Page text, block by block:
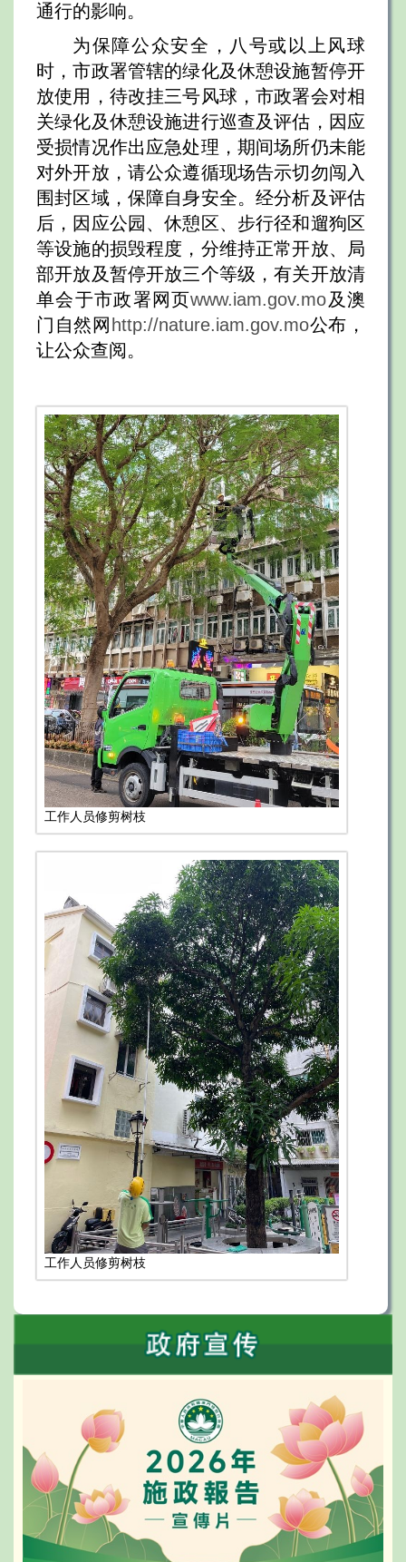
通行的影响。
为保障公众安全，八号或以上风球
时，市政署管辖的绿化及休憩设施暂停开
放使用，待改挂三号风球，市政署会对相
关绿化及休憩设施进行巡查及评估，因应
受损情况作出应急处理，期间场所仍未能
对外开放，请公众遵循现场告示切勿闯入
围封区域，保障自身安全。经分析及评估
后，因应公园、休憩区、步行径和遛狗区
等设施的损毁程度，分维持正常开放、局
部开放及暂停开放三个等级，有关开放清
单会于市政署网页www.iam.gov.mo及澳
门自然网 http://nature.iam.gov.mo公布，
让公众查阅。
工作人员修剪树枝
工作人员修剪树枝